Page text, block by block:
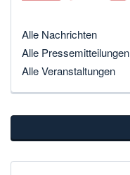
Alle Nachrichten
Alle Pressemitteilungen
Alle Veranstaltungen